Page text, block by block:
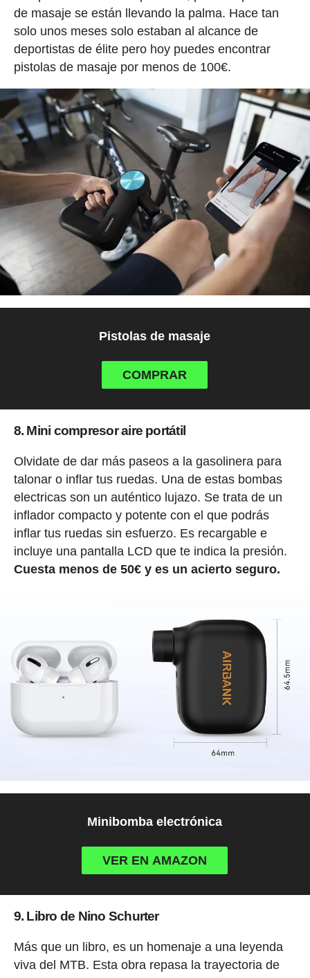
de masaje se están llevando la palma. Hace tan
solo unos meses solo estaban al alcance de
deportistas de élite pero hoy puedes encontrar
pistolas de masaje por menos de 100€.
Pistolas de masaje
COMPRAR
8. Mini compresor aire portátil
Olvidate de dar más paseos a la gasolinera para
talonar o inflar tus ruedas. Una de estas bombas
electricas son un auténtico lujazo. Se trata de un
inflador compacto y potente con el que podrás
inflar tus ruedas sin esfuerzo. Es recargable e
incluye una pantalla LCD que te indica la presión.
Cuesta menos de 50€ y es un acierto seguro.
Minibomba electrónica
VER EN AMAZON
9. Libro de Nino Schurter
Más que un libro, es un homenaje a una leyenda
viva del MTB. Esta obra repasa la trayectoria de